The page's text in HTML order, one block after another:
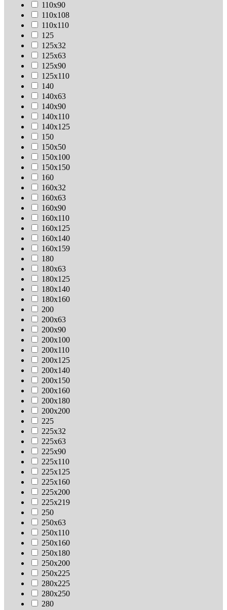
110х90
110х108
110х110
125
125х32
125х63
125х90
125х110
140
140х63
140х90
140х110
140х125
150
150х50
150х100
150х150
160
160х32
160х63
160х90
160х110
160х125
160х140
160х159
180
180х63
180х125
180х140
180х160
200
200х63
200х90
200х100
200х110
200х125
200х140
200х150
200х160
200х180
200х200
225
225х32
225х63
225х90
225х110
225х125
225х160
225х200
225х219
250
250х63
250х110
250х160
250х180
250х200
250х225
280х225
280х250
280